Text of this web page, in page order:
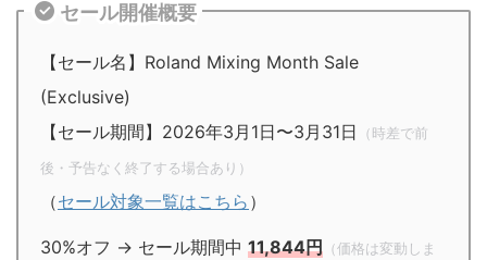
セール開催概要
【セール名】Roland Mixing Month Sale
(Exclusive)
【セール期間】2026年3月1日〜3月31日
（時差で前
後・予告なく終了する場合あり）
（セール対象一覧はこちら ）
30%オフ → セール期間中 11,844円 （価格は変動しま